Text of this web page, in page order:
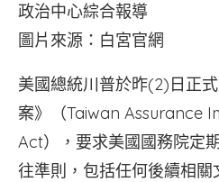
政治中心綜合報導
圖片來源：
美國總統川普於昨(2)日正
案》（Taiwan Assurance
Act），要求美國國務院定
往準則，包括任何後續相